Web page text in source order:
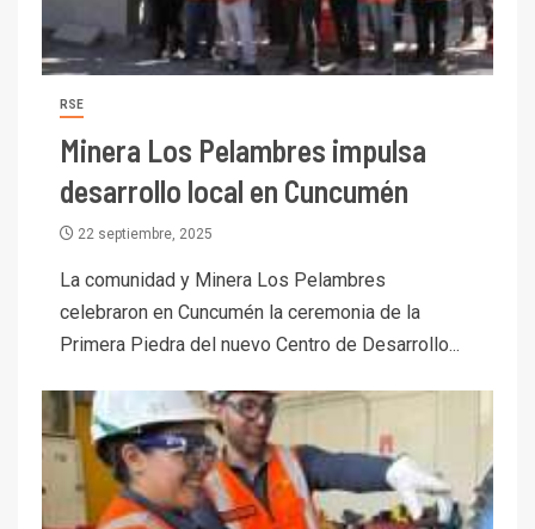
RSE
Minera Los Pelambres impulsa
desarrollo local en Cuncumén
22 septiembre, 2025
La comunidad y Minera Los Pelambres
celebraron en Cuncumén la ceremonia de la
Primera Piedra del nuevo Centro de Desarrollo...